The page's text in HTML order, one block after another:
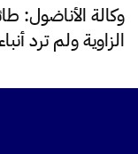
وكالة الأناضول:
الزاوية ولم ترد